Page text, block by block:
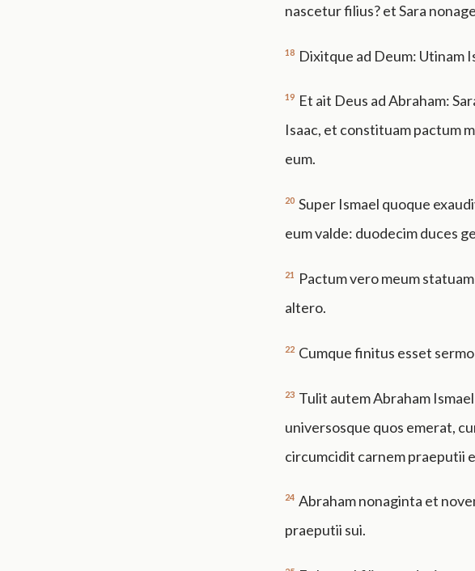
nascetur filius? et Sara
18 Dixitque ad Deum: Utinam
19 Et ait Deus ad Abraham:
Isaac, et constituam pactum
eum.
20 Super Ismael quoque
eum valde: duodecim duces
21
Pactum vero meum
altero.
22 Cumque finitus esset
23 Tulit autem Abraham
universosque quos emerat,
circumcidit carnem praeputii
24 Abraham nonaginta et
praeputii sui.